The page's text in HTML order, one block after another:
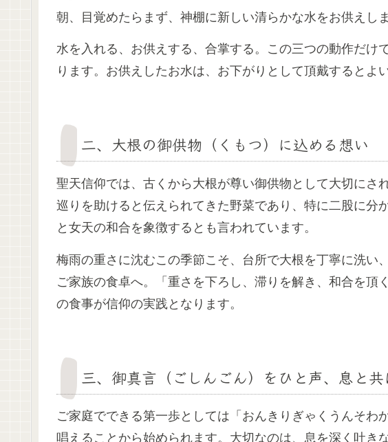
朝、目覚めたらまず、神棚に新しい清らかな水をお供えしま
水を入れる、お供えする、合掌する。この三つの動作だけ
ります。お供えしたお水は、お下がりとして頂戴するとよ
二、大根の御供物（くもつ）に込める想い
聖天信仰では、古くから大根が尊い御供物として大切にさ
巡りを助けると伝えられてきた野菜であり、特に二股に分
と女天の和合を象徴するとも言われています。
梅雨の重さに沈むこの季節こそ、台所で大根を丁寧に洗い
ご家族の食卓へ。「重さを下ろし、滞りを解き、和合を頂
の食事が信仰の実践となります。
三、御真言（ごしんごん）をひと声、息と共
ご家庭でできる第一歩としては「おんきりぎゃくうんそわ
唱えることから始められます。大切なのは、息を深く吐き